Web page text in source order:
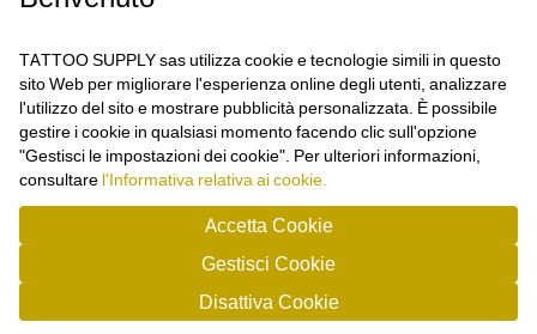
CONTATTACI
UTENTE
Login
Registrati
tel: 0119101326 - P.Iva/cf: 09963530010
TATTOO SUPPLY sas utilizza cookie e tecnologie simili in questo
sito Web per migliorare l'esperienza online degli utenti, analizzare
l'utilizzo del sito e mostrare pubblicità personalizzata. È possibile
gestire i cookie in qualsiasi momento facendo clic sull'opzione
"Gestisci le impostazioni dei cookie". Per ulteriori informazioni,
consultare l'Informativa relativa ai cookie.
Accetta Cookie
Gestisci Cookie
Disattiva Cookie